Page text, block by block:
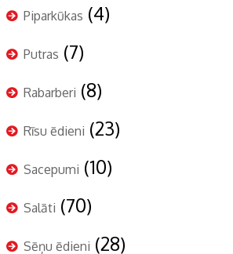
Piparkūkas (4)
Putras (7)
Rabarberi (8)
Rīsu ēdieni (23)
Sacepumi (10)
Salāti (70)
Sēņu ēdieni (28)